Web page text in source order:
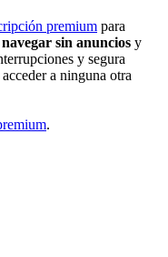
premium para
navegar sin anuncios y
y segura
a ninguna otra
.